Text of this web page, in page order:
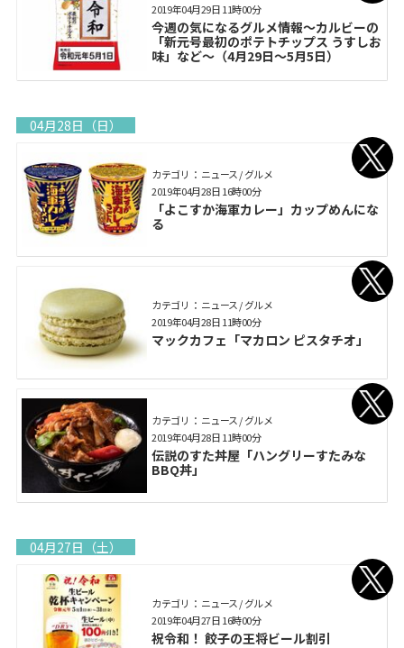
今週の気になるグルメ情報～カルビーの
「新元号最初のポテトチップス うすしお
味」など～（4月29日～5月5日）
2019年04月29日 11時00分
04月28日（日）
カテゴリ： ニュース / グルメ
「よこすか海軍カレー」カップめんにな
る
2019年04月28日 16時00分
カテゴリ： ニュース / グルメ
マックカフェ「マカロン ピスタチオ」
2019年04月28日 11時00分
カテゴリ： ニュース / グルメ
伝説のすた丼屋「ハングリーすたみな
BBQ丼」
2019年04月28日 11時00分
04月27日（土）
カテゴリ： ニュース / グルメ
祝令和！ 餃子の王将ビール割引
2019年04月27日 16時00分